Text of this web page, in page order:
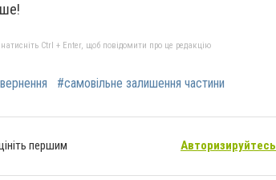
Ctrl + Enter, щоб повідомити про це редакцію
#самовільне залишення частини
першим Авторизируйтесь